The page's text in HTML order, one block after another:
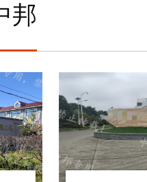
邦
料有限公司2022年3月顺利
贸有限公司2022年2月顺利
保科技有限公司2021年5月